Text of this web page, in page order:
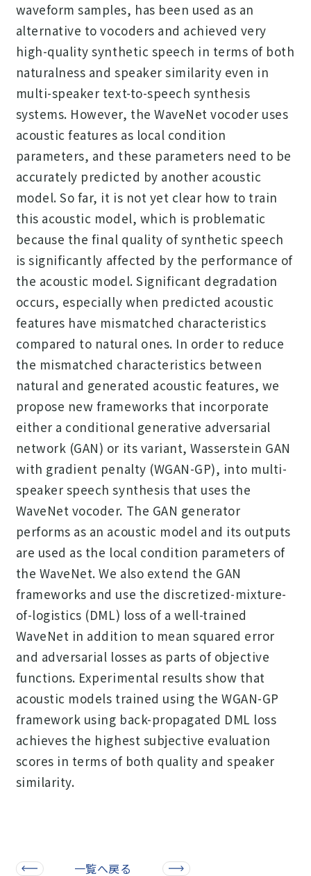
waveform samples, has been used as an
alternative to vocoders and achieved very
high-quality synthetic speech in terms of both
naturalness and speaker similarity even in
multi-speaker text-to-speech synthesis
systems. However, the WaveNet vocoder uses
acoustic features as local condition
parameters, and these parameters need to be
accurately predicted by another acoustic
model. So far, it is not yet clear how to train
this acoustic model, which is problematic
because the final quality of synthetic speech
is significantly affected by the performance of
the acoustic model. Significant degradation
occurs, especially when predicted acoustic
features have mismatched characteristics
compared to natural ones. In order to reduce
the mismatched characteristics between
natural and generated acoustic features, we
propose new frameworks that incorporate
either a conditional generative adversarial
network (GAN) or its variant, Wasserstein GAN
with gradient penalty (WGAN-GP), into multi-
speaker speech synthesis that uses the
WaveNet vocoder. The GAN generator
performs as an acoustic model and its outputs
are used as the local condition parameters of
the WaveNet. We also extend the GAN
frameworks and use the discretized-mixture-
of-logistics (DML) loss of a well-trained
WaveNet in addition to mean squared error
and adversarial losses as parts of objective
functions. Experimental results show that
acoustic models trained using the WGAN-GP
framework using back-propagated DML loss
achieves the highest subjective evaluation
scores in terms of both quality and speaker
similarity.
一覧へ戻る